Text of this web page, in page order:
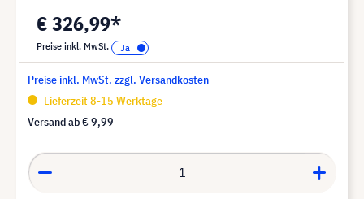
€ 326,99*
Preise inkl. MwSt.
Preise inkl. MwSt. zzgl. Versandkosten
Lieferzeit 8-15 Werktage
Versand ab€ 9,99